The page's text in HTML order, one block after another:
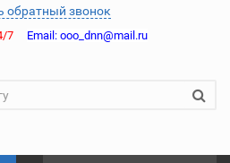
обратный звонок
7 Email: ooo_dnn@mail.ru